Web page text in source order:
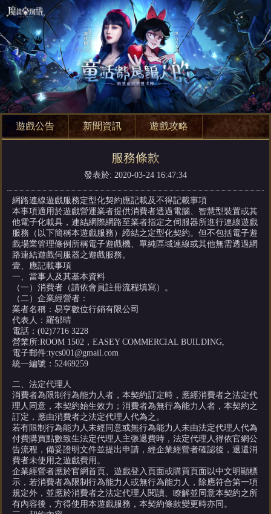
遊戲公告 新聞資訊 遊戲攻略
服務條款
發表於: 2020-03-24 16:47:34
網路連線遊戲服務定型化契約應記載及不得記載事項
本事項適用於遊戲營運業者提供消費者透過電腦、智慧型裝置或其
他電子化載具，連結網際網路至業者指定之伺服器所進行連線遊戲
服務（以下簡稱本遊戲服務）締結之定型化契約。但不包括電子遊
戲場業管理條例所稱電子遊戲機、單純區域連線或其他無需透過網
路連結遊戲伺服器之遊戲服務。
壹、應記載事項
一、當事人及其基本資料
（一）消費者（請依會員註冊流程填寫）。
（二）企業經營者：
業者名稱：易亨數位行銷有限公司
代表人：羅郁晴
電話：(02)7716 3228
營業所:ROOM 1502，EASEY COMMERCIAL BUILDING,
電子郵件:tycs001@gmail.com
統一編號：52469259
二、法定代理人
消費者為限制行為能力人者，本契約訂定時，應經消費者之法定代
理人同意，本契約始生效力；消費者為無行為能力人者，本契約之
訂定，應由消費者之法定代理人代為之。
若有限制行為能力人未經同意或無行為能力人未由法定代理人代為
付費購買點數致生法定代理人主張退費時，法定代理人得依官網公
告流程，備妥證明文件並提出申請，經企業經營者確認後，退還消
費者未使用之遊戲費用。
企業經營者應於官網首頁、遊戲登入頁面或購買頁面以中文明顯標
示，若消費者為限制行為能力人或無行為能力人，除應符合第一項
規定外，並應於消費者之法定代理人閱讀、瞭解並同意本契約之所
有內容後，方得使用本遊戲服務，本契約條款變更時亦同。